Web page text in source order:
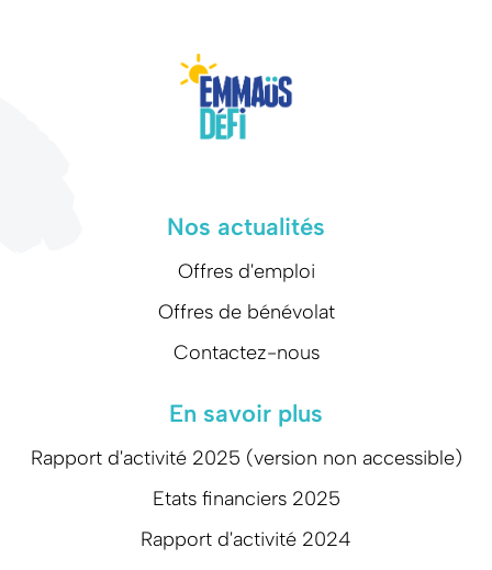
Nos actualités
Offres d'emploi
Offres de bénévolat
Contactez-nous
En savoir plus
Rapport d'activité 2025 (version non accessible)
Etats financiers 2025
Rapport d'activité 2024